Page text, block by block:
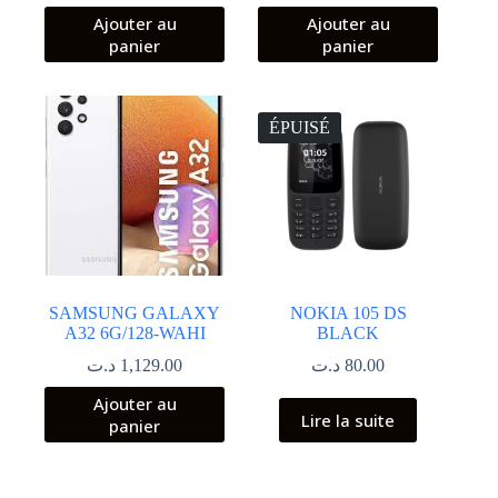
prix
initial
était :
prix
actuel
est :
Ajouter au
panier
Ajouter au
panier
SAMSUNG GALAXY
A32 6G/128-WAHI
1,129.00 د.ت
Ajouter au
panier
ÉPUISÉ
NOKIA 105 DS
BLACK
80.00 د.ت
Lire la suite